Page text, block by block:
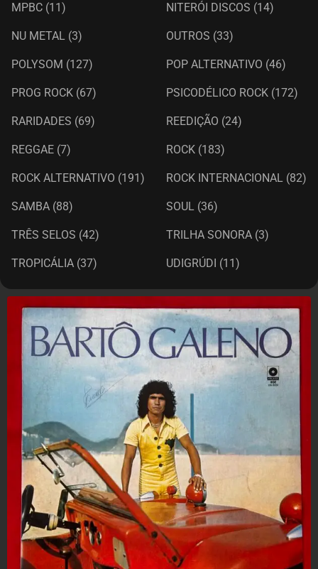
MPBC (11) NITERÓI DISCOS (14)
NU METAL (3) OUTROS (33)
POLYSOM (127) POP ALTERNATIVO (46)
PROG ROCK (67) PSICODÉLICO ROCK (172)
RARIDADES (69) REEDIÇÃO (24)
REGGAE (7) ROCK (183)
ROCK ALTERNATIVO (191) ROCK INTERNACIONAL (82)
SAMBA (88) SOUL (36)
TRÊS SELOS (42) TRILHA SONORA (3)
TROPICÁLIA (37) UDIGRÚDI (11)